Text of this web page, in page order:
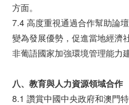
方面。
7.4 高度重視通過合作幫助論
變為發展優勢，促進當地經濟
非葡語國家加強環境管理能力建
八、教育與人力資源領域合作
8.1 讚賞中國中央政府和澳門